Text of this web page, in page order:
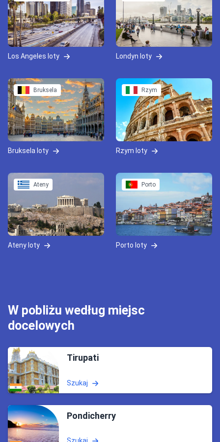
Los Angeles loty Londyn loty
Bruksela
Bruksela loty
Rzym
Rzym loty
Ateny
Ateny loty
Porto
Porto loty
W pobliżu według miejsc
docelowych
Tirupati
Szukaj
Pondicherry